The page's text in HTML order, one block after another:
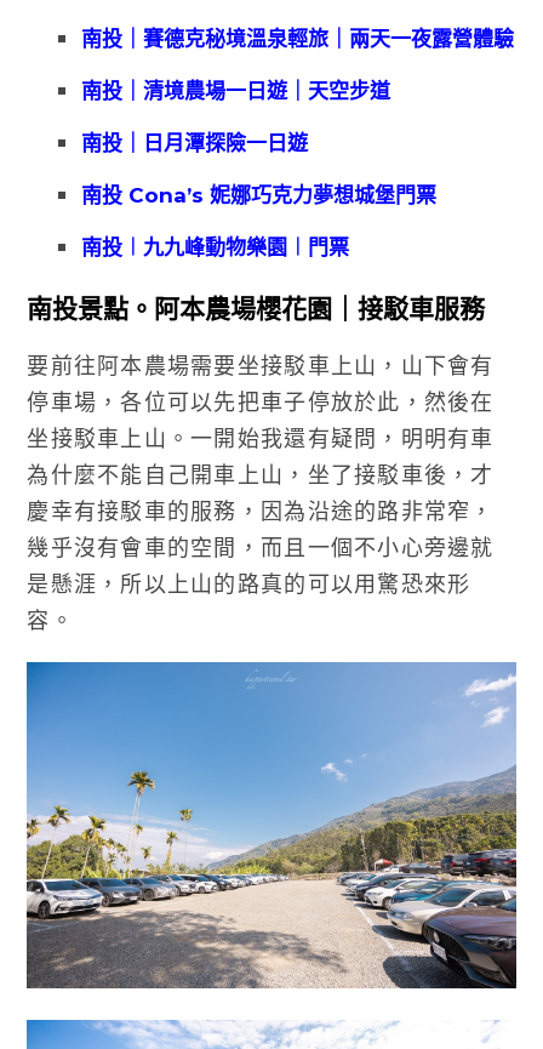
南投｜賽德克秘境溫泉輕旅｜兩天一夜露營體驗
南投｜清境農場一日遊｜天空步道
南投｜日月潭探險一日遊
南投 Cona’s 妮娜巧克力夢想城堡門票
南投︱九九峰動物樂園︱門票
南投景點。阿本農場櫻花園｜接駁車服務
要前往阿本農場需要坐接駁車上山，山下會有
停車場，各位可以先把車子停放於此，然後在
坐接駁車上山。一開始我還有疑問，明明有車
為什麼不能自己開車上山，坐了接駁車後，才
慶幸有接駁車的服務，因為沿途的路非常窄，
幾乎沒有會車的空間，而且一個不小心旁邊就
是懸涯，所以上山的路真的可以用驚恐來形
容。